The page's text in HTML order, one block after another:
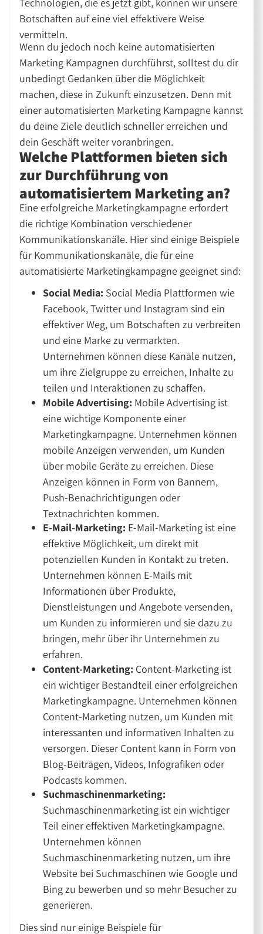
Botschaften auf eine viel effektivere Weise
vermitteln.
Wenn du jedoch noch keine automatisierten
Marketing Kampagnen durchführst, solltest du dir
unbedingt Gedanken über die Möglichkeit
machen, diese in Zukunft einzusetzen. Denn mit
einer automatisierten Marketing Kampagne kannst
du deine Ziele deutlich schneller erreichen und
dein Geschäft weiter voranbringen.
Welche Plattformen bieten sich
zur Durchführung von
automatisiertem Marketing an?
Eine erfolgreiche Marketingkampagne erfordert
die richtige Kombination verschiedener
Kommunikationskanäle. Hier sind einige Beispiele
für Kommunikationskanäle, die für eine
automatisierte Marketingkampagne geeignet sind:
Social Media: Social Media Plattformen wie
Facebook, Twitter und Instagram sind ein
effektiver Weg, um Botschaften zu verbreiten
und eine Marke zu vermarkten.
Unternehmen können diese Kanäle nutzen,
um ihre Zielgruppe zu erreichen, Inhalte zu
teilen und Interaktionen zu schaffen.
Mobile Advertising: Mobile Advertising ist
eine wichtige Komponente einer
Marketingkampagne. Unternehmen können
mobile Anzeigen verwenden, um Kunden
über mobile Geräte zu erreichen. Diese
Anzeigen können in Form von Bannern,
Push-Benachrichtigungen oder
Textnachrichten kommen.
E-Mail-Marketing: E-Mail-Marketing ist eine
effektive Möglichkeit, um direkt mit
potenziellen Kunden in Kontakt zu treten.
Unternehmen können E-Mails mit
Informationen über Produkte,
Dienstleistungen und Angebote versenden,
um Kunden zu informieren und sie dazu zu
bringen, mehr über ihr Unternehmen zu
erfahren.
Content-Marketing: Content-Marketing ist
ein wichtiger Bestandteil einer erfolgreichen
Marketingkampagne. Unternehmen können
Content-Marketing nutzen, um Kunden mit
interessanten und informativen Inhalten zu
versorgen. Dieser Content kann in Form von
Blog-Beiträgen, Videos, Infografiken oder
Podcasts kommen.
Suchmaschinenmarketing:
Suchmaschinenmarketing ist ein wichtiger
Teil einer effektiven Marketingkampagne.
Unternehmen können
Suchmaschinenmarketing nutzen, um ihre
Website bei Suchmaschinen wie Google und
Bing zu bewerben und so mehr Besucher zu
generieren.
Dies sind nur einige Beispiele für